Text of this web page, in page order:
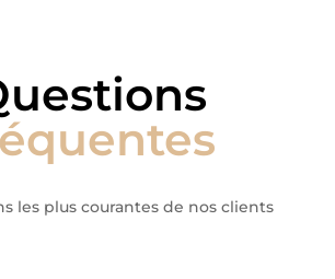
les plus courantes de nos clients